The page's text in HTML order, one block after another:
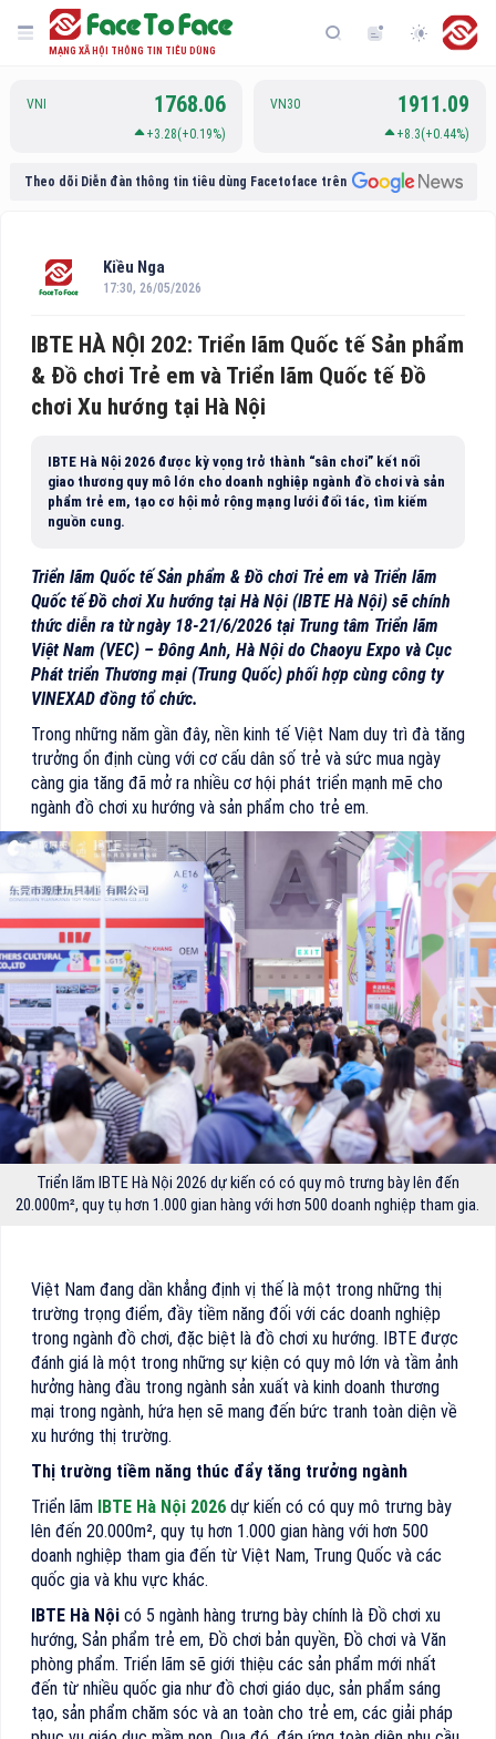
MẠNG XÃ HỘI THÔNG TIN TIÊU DÙNG
VNI 1768.06
+3.28(+0.19%)
VN30 1911.09
+8.3(+0.44%)
Theo dõi Diễn đàn thông tin tiêu dùng Facetoface trên
Kiều Nga
17:30, 26/05/2026
IBTE HÀ NỘI 202: Triển lãm Quốc tế Sản phẩm
& Đồ chơi Trẻ em và Triển lãm Quốc tế Đồ
chơi Xu hướng tại Hà Nội
IBTE Hà Nội 2026 được kỳ vọng trở thành “sân chơi” kết nối
giao thương quy mô lớn cho doanh nghiệp ngành đồ chơi và sản
phẩm trẻ em, tạo cơ hội mở rộng mạng lưới đối tác, tìm kiếm
nguồn cung.
Triển lãm Quốc tế Sản phẩm & Đồ chơi Trẻ em và Triển lãm
Quốc tế Đồ chơi Xu hướng tại Hà Nội (IBTE Hà Nội) sẽ chính
thức diễn ra từ ngày 18-21/6/2026 tại Trung tâm Triển lãm
Việt Nam (VEC) – Đông Anh, Hà Nội do Chaoyu Expo và Cục
Phát triển Thương mại (Trung Quốc) phối hợp cùng công ty
VINEXAD đồng tổ chức.
Trong những năm gần đây, nền kinh tế Việt Nam duy trì đà tăng
trưởng ổn định cùng với cơ cấu dân số trẻ và sức mua ngày
càng gia tăng đã mở ra nhiều cơ hội phát triển mạnh mẽ cho
ngành đồ chơi xu hướng và sản phẩm cho trẻ em.
Triển lãm IBTE Hà Nội 2026 dự kiến có có quy mô trưng bày lên đến
20.000m², quy tụ hơn 1.000 gian hàng với hơn 500 doanh nghiệp tham gia.
Việt Nam đang dần khẳng định vị thế là một trong những thị
trường trọng điểm, đầy tiềm năng đối với các doanh nghiệp
trong ngành đồ chơi, đặc biệt là đồ chơi xu hướng. IBTE được
đánh giá là một trong những sự kiện có quy mô lớn và tầm ảnh
hưởng hàng đầu trong ngành sản xuất và kinh doanh thương
mại trong ngành, hứa hẹn sẽ mang đến bức tranh toàn diện về
xu hướng thị trường.
Thị trường tiềm năng thúc đẩy tăng trưởng ngành
Triển lãm IBTE Hà Nội 2026 dự kiến có có quy mô trưng bày
lên đến 20.000m², quy tụ hơn 1.000 gian hàng với hơn 500
doanh nghiệp tham gia đến từ Việt Nam, Trung Quốc và các
quốc gia và khu vực khác.
IBTE Hà Nội có 5 ngành hàng trưng bày chính là Đồ chơi xu
hướng, Sản phẩm trẻ em, Đồ chơi bản quyền, Đồ chơi và Văn
phòng phẩm. Triển lãm sẽ giới thiệu các sản phẩm mới nhất
đến từ nhiều quốc gia như đồ chơi giáo dục, sản phẩm sáng
tạo, sản phẩm chăm sóc và an toàn cho trẻ em, các giải pháp